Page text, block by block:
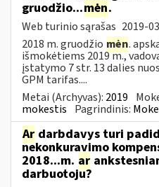
gruodžio...mėn.
Web turinio sąrašas 2019-
2018 m. gruodžio mėn.
išmokėtiems 2019 m.,
įstatymo 7 str. 13 dalies
GPM tarifas....
Metai (Archyvas): 2019
mokestis Pagrindinis:
Ar darbdavys turi
nekonkuravimo
2018...m. ar
darbuotoju?